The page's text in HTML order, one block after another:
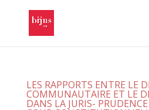
LES RAPPORTS ENTRE LE
COMMUNAUTAIRE ET LE
DANS LA JURIS-